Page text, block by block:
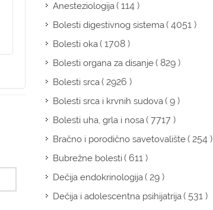
Anesteziologija( 114 )
Bolesti digestivnog sistema( 4051 )
Bolesti oka( 1708 )
Bolesti organa za disanje( 829 )
Bolesti srca( 2926 )
Bolesti srca i krvnih sudova( 9 )
Bolesti uha, grla i nosa( 7717 )
Bračno i porodično savetovalište( 254 )
Bubrežne bolesti( 611 )
Dečija endokrinologija( 29 )
Dečija i adolescentna psihijatrija( 531 )